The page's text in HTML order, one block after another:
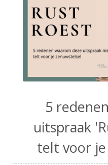
5
uitspraak
telt voor